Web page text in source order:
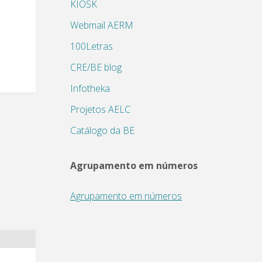
KIOSK
Webmail AERM
100Letras
CRE/BE blog
Infotheka
Projetos AELC
Catálogo da BE
Agrupamento em números
Agrupamento em números